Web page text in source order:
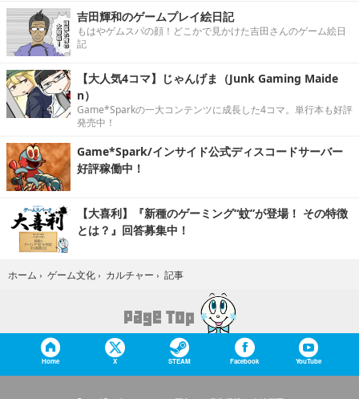
吉田輝和のゲームプレイ絵日記
もはやゲムスパの顔！どこかで見かけた吉田さんのゲーム絵日
記
【大人気4コマ】じゃんげま（Junk Gaming Maide
n）
Game*Sparkの一大コンテンツに成長した4コマ。単行本も好評
発売中！
Game*Spark/インサイド公式ディスコードサーバー
好評稼働中！
【大喜利】『新種のゲーミング“蚊”が登場！ その特徴
とは？』回答募集中！
ホーム › ゲーム文化 › カルチャー › 記事
Home X STEAM Facebook YouTube